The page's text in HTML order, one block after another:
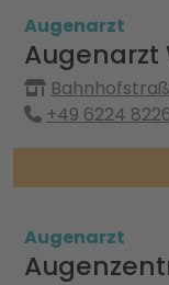
Augenarzt
Augenarzt
+49 6224
Augenarzt